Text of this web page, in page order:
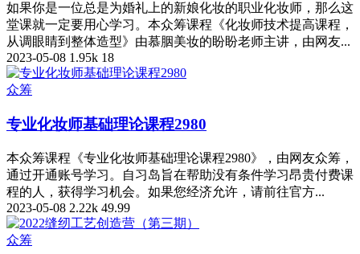
如果你是一位总是为婚礼上的新娘化妆的职业化妆师，那么这
堂课就一定要用心学习。本众筹课程《化妆师技术提高课程，
从调眼睛到整体造型》由慕胭美妆的盼盼老师主讲，由网友...
2023-05-08 1.95k 18
众筹
专业化妆师基础理论课程2980
本众筹课程《专业化妆师基础理论课程2980》，由网友众筹，
通过开通账号学习。自习岛旨在帮助没有条件学习昂贵付费课
程的人，获得学习机会。如果您经济允许，请前往官方...
2023-05-08 2.22k 49.99
众筹